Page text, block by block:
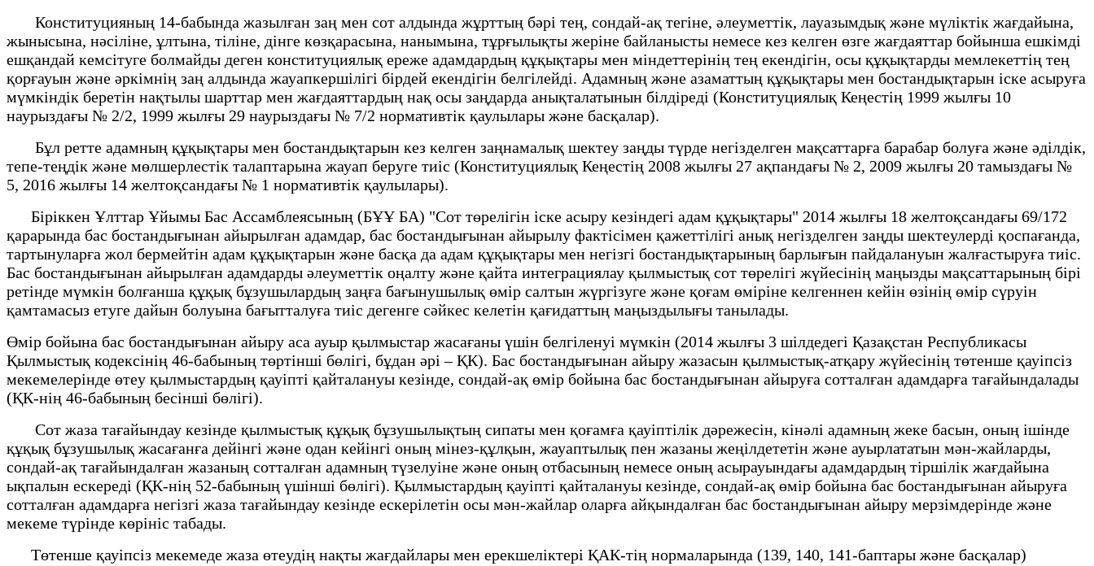
Конституцияның 14-бабында жазылған заң мен сот алдында жұрттың бәрі тең, сондай-ақ тегіне, әлеуметтік, лауазымдық және мүліктік жағдайына,
жынысына, нәсіліне, ұлтына, тіліне, дінге көзқарасына, нанымына, тұрғылықты жеріне байланысты немесе кез келген өзге жағдаяттар бойынша ешкімді
ешқандай кемсітуге болмайды деген конституциялық ереже адамдардың құқықтары мен міндеттерінің тең екендігін, осы құқықтарды мемлекеттің тең
қорғауын және әркімнің заң алдында жауапкершілігі бірдей екендігін белгілейді. Адамның және азаматтың құқықтары мен бостандықтарын іске асыруға
мүмкіндік беретін нақтылы шарттар мен жағдаяттардың нақ осы заңдарда анықталатынын білдіреді (Конституциялық Кеңестің 1999 жылғы 10
наурыздағы № 2/2, 1999 жылғы 29 наурыздағы № 7/2 нормативтік қаулылары және басқалар).
Бұл ретте адамның құқықтары мен бостандықтарын кез келген заңнамалық шектеу заңды түрде негізделген мақсаттарға барабар болуға және әділдік,
тепе-теңдік және мөлшерлестік талаптарына жауап беруге тиіс (Конституциялық Кеңестің 2008 жылғы 27 ақпандағы № 2, 2009 жылғы 20 тамыздағы №
5, 2016 жылғы 14 желтоқсандағы № 1 нормативтік қаулылары).
Біріккен Ұлттар Ұйымы Бас Ассамблеясының (БҰҰ БА) "Сот төрелігін іске асыру кезіндегі адам құқықтары" 2014 жылғы 18 желтоқсандағы 69/172
қарарында бас бостандығынан айырылған адамдар, бас бостандығынан айырылу фактісімен қажеттілігі анық негізделген заңды шектеулерді қоспағанда,
тартынуларға жол бермейтін адам құқықтарын және басқа да адам құқықтары мен негізгі бостандықтарының барлығын пайдалануын жалғастыруға тиіс.
Бас бостандығынан айырылған адамдарды әлеуметтік оңалту және қайта интеграциялау қылмыстық сот төрелігі жүйесінің маңызды мақсаттарының бірі
ретінде мүмкін болғанша құқық бұзушылардың заңға бағынушылық өмір салтын жүргізуге және қоғам өміріне келгеннен кейін өзінің өмір сүруін
қамтамасыз етуге дайын болуына бағытталуға тиіс дегенге сәйкес келетін қағидаттың маңыздылығы танылады.
Өмір бойына бас бостандығынан айыру аса ауыр қылмыстар жасағаны үшін белгіленуі мүмкін (2014 жылғы 3 шілдедегі Қазақстан Республикасы
Қылмыстық кодексінің 46-бабының төртінші бөлігі, бұдан әрі – ҚК). Бас бостандығынан айыру жазасын қылмыстық-атқару жүйесінің төтенше қауіпсіз
мекемелерінде өтеу қылмыстардың қауiптi қайталануы кезiнде, сондай-ақ өмiр бойына бас бостандығынан айыруға сотталған адамдарға тағайындалады
(ҚК-нің 46-бабының бесінші бөлігі).
Сот жаза тағайындау кезiнде қылмыстық құқық бұзушылықтың сипаты мен қоғамға қауiптiлiк дәрежесiн, кінәлі адамның жеке басын, оның ішінде
құқық бұзушылық жасағанға дейiнгi және одан кейiнгi оның мiнез-құлқын, жауаптылық пен жазаны жеңiлдететiн және ауырлататын мән-жайларды,
сондай-ақ тағайындалған жазаның сотталған адамның түзелуiне және оның отбасының немесе оның асырауындағы адамдардың тiршiлiк жағдайына
ықпалын ескередi (ҚК-нің 52-бабының үшінші бөлігі). Қылмыстардың қауiптi қайталануы кезiнде, сондай-ақ өмiр бойына бас бостандығынан айыруға
сотталған адамдарға негізгі жаза тағайындау кезінде ескерілетін осы мән-жайлар оларға айқындалған бас бостандығынан айыру мерзімдерінде және
мекеме түрінде көрініс табады.
Төтенше қауіпсіз мекемеде жаза өтеудің нақты жағдайлары мен ерекшеліктері ҚАК-тің нормаларында (139, 140, 141-баптары және басқалар)